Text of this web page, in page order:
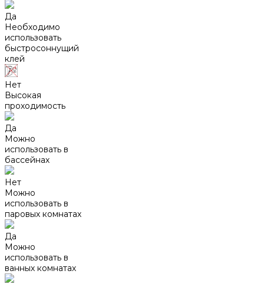
Да
Необходимо
использовать
быстросоннущий
клей
Нет
Высокая
проходимость
Да
Можно
использовать в
бассейнах
Нет
Можно
использовать в
паровых комнатах
Да
Можно
использовать в
ванных комнатах